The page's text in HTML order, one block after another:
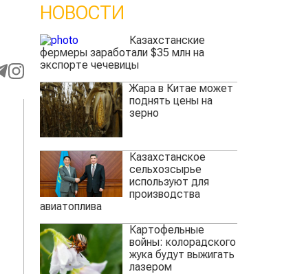
НОВОСТИ
Казахстанские
фермеры заработали $35 млн на
экспорте чечевицы
Жара в Китае может
поднять цены на
зерно
Казахстанское
сельхозсырье
используют для
производства
авиатоплива
Картофельные
войны: колорадского
жука будут выжигать
лазером